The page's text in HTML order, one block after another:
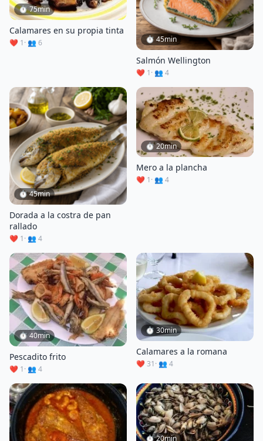
⏱ 75min
Calamares en su propia tinta
❤️ 1· 👥 6 ⏱ 45min
Salmón Wellington
❤️ 1· 👥 4
⏱ 45min
Dorada a la costra de pan
rallado
❤️ 1· 👥 4
⏱ 20min
Mero a la plancha
❤️ 1· 👥 4
⏱ 40min
Pescadito frito
❤️ 1· 👥 4
⏱ 30min
Calamares a la romana
❤️ 31· 👥 4
⏱ 20min